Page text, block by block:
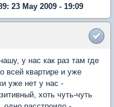
23 May 2009 - 19:09
у нас как раз там где
всей квартире и уже
уже нет у нас -
хоть чуть-чуть